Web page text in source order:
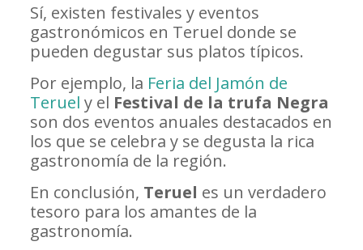
Sí, existen festivales y eventos
gastronómicos en Teruel donde se
pueden degustar sus platos típicos.
Por ejemplo, la Feria del Jamón de
Teruel y el Festival de la trufa Negra
son dos eventos anuales destacados en
los que se celebra y se degusta la rica
gastronomía de la región.
En conclusión, Teruel es un verdadero
tesoro para los amantes de la
gastronomía.